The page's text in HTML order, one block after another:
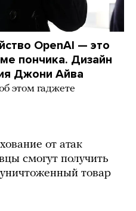
OpenAI — это
пончика. Дизайн
Джони Айва
этом гаджете
от атак
смогут получить
товар